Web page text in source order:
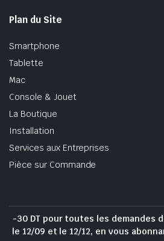
Plan du Site
Smartphone
Tablette
Mac
Console & Jouet
La Boutique
Installation
Services aux Entreprises
Pièce sur Commande
-30 DT pour toutes les demandes
le 12/09 et le 12/12, en vous